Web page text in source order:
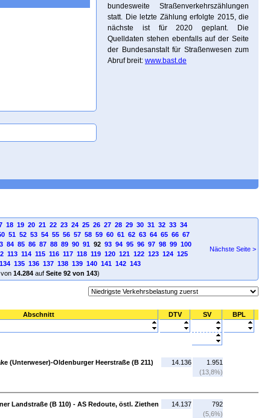
bundesweite Straßenverkehrszählungen
statt. Die letzte Zählung erfolgte 2015, die
nächste ist für 2020 geplant. Die
Quelldaten stehen ebenfalls auf der Seite
der Bundesanstalt für Straßenwesen zum
Abruf breit: www.bast.de
18 19 20 21 22 23 24 25 26 27 28 29 30 31 32 33 34
51 52 53 54 55 56 57 58 59 60 61 62 63 64 65 66 67
84 85 86 87 88 89 90 9192 93 94 95 96 97 98 99 100
113 114 115 116 117 118 119 120 121 122 123 124 125
134 135 136 137 138 139 140 141 142 143
14.284auf Seite 92 von 143)
Nächste Seite >
Abschnitt DTV SV BPL
(Unterweser)-Oldenburger Heerstraße (B 211)
14.136
1.951
(13,8%)
Landstraße (B 110) - AS Redoute, östl. Ziethen
14.137
792
(5,6%)